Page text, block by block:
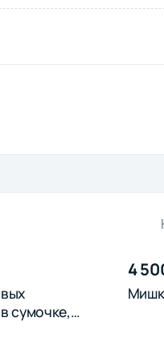
сумочке,
4